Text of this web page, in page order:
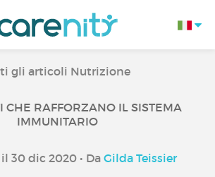
gli articoli Nutrizione
CHE RAFFORZANO IL SISTEMA
IMMUNITARIO
30 dic 2020 • Da Gilda Teissier